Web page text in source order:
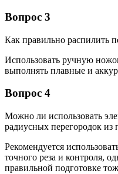
Вопрос 3
Как правильно распилить
Использовать ручную
выполнять плавные и
Вопрос 4
Можно ли использовать
радиусных перегородок из
Рекомендуется
точного реза и контроля,
правильной подготовке